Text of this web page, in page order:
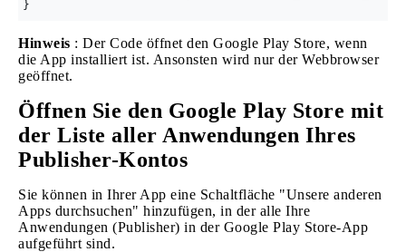
Hinweis : Der Code öffnet den Google Play Store, wenn
die App installiert ist. Ansonsten wird nur der Webbrowser
geöffnet.
Öffnen Sie den Google Play Store mit
der Liste aller Anwendungen Ihres
Publisher-Kontos
Sie können in Ihrer App eine Schaltfläche "Unsere anderen
Apps durchsuchen" hinzufügen, in der alle Ihre
Anwendungen (Publisher) in der Google Play Store-App
aufgeführt sind.